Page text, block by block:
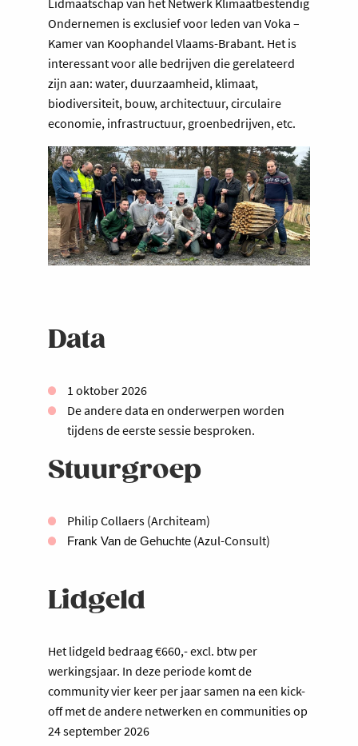
Ondernemen is exclusief voor leden van Voka –
Kamer van Koophandel Vlaams-Brabant. Het is
interessant voor alle bedrijven die gerelateerd
zijn aan: water, duurzaamheid, klimaat,
biodiversiteit, bouw, architectuur, circulaire
economie, infrastructuur, groenbedrijven, etc.
Data
1 oktober 2026
De andere data en onderwerpen worden
tijdens de eerste sessie besproken.
Stuurgroep
Philip Collaers (Architeam)
Frank Van de Gehuchte (Azul-Consult)
Lidgeld
Het lidgeld bedraag €660,- excl. btw per
werkingsjaar. In deze periode komt de
community vier keer per jaar samen na een kick-
off met de andere netwerken en communities op
24 september 2026